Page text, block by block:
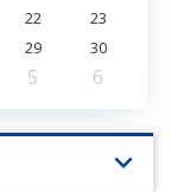
22
23
29
30
5 6
expand_more